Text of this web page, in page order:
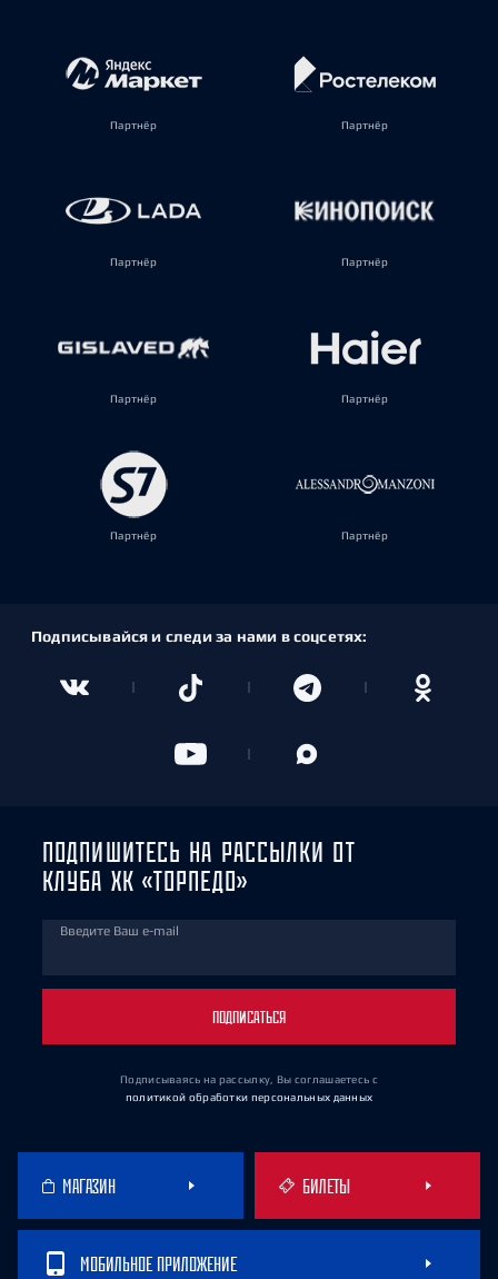
Партнёр Партнёр
Партнёр Партнёр
Партнёр Партнёр
Партнёр Партнёр
Подписывайся и следи за нами в соцсетях:
ПОДПИШИТЕСЬ НА РАССЫЛКИ ОТ
КЛУБА ХК «ТОРПЕДО»
Введите Ваш e-mail
ПОДПИСАТЬСЯ
Подписываясь на рассылку, Вы соглашаетесь с
политикой обработки персональных данных
МАГАЗИН БИЛЕТЫ
МОБИЛЬНОЕ ПРИЛОЖЕНИЕ